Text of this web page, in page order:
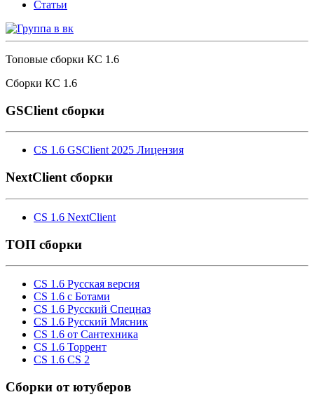
Статьи
Топовые сборки КС 1.6
Сборки КС 1.6
GSClient сборки
CS 1.6 GSClient 2025 Лицензия
NextClient сборки
CS 1.6 NextClient
ТОП сборки
CS 1.6 Русская версия
CS 1.6 с Ботами
CS 1.6 Русский Спецназ
CS 1.6 Русский Мясник
CS 1.6 от Сантехника
CS 1.6 Торрент
CS 1.6 CS 2
Cборки от ютуберов